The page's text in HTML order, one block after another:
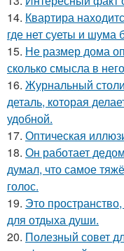
14. Квартира
где нет суеты и шума
15. Не размер дома
сколько смысла в
16. Журнальный
деталь, которая
удобной.
17. Оптическая
18. Он работает
думал, что самое
голос.
19. Это
для отдыха души.
20. Полезный совет